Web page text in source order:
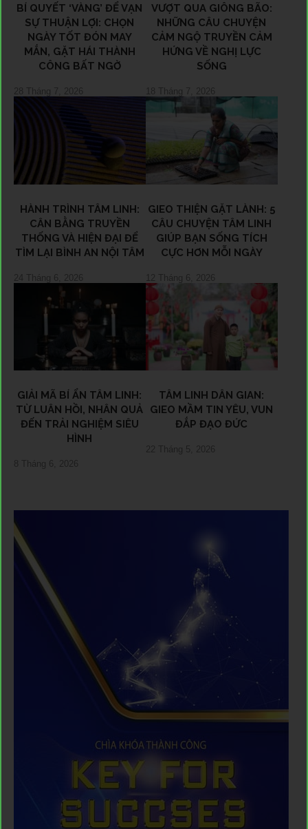
BÍ QUYẾT ‘VÀNG’ ĐỂ VẠN
SỰ THUẬN LỢI: CHỌN
NGÀY TỐT ĐÓN MAY
MẮN, GẶT HÁI THÀNH
CÔNG BẤT NGỜ
28 Tháng 7, 2026
VƯỢT QUA GIÔNG BÃO:
NHỮNG CÂU CHUYỆN
CẢM NGỘ TRUYỀN CẢM
HỨNG VỀ NGHỊ LỰC
SỐNG
18 Tháng 7, 2026
HÀNH TRÌNH TÂM LINH:
CÂN BẰNG TRUYỀN
THỐNG VÀ HIỆN ĐẠI ĐỂ
TÌM LẠI BÌNH AN NỘI TÂM
24 Tháng 6, 2026
GIEO THIỆN GẶT LÀNH: 5
CÂU CHUYỆN TÂM LINH
GIÚP BẠN SỐNG TÍCH
CỰC HƠN MỖI NGÀY
12 Tháng 6, 2026
GIẢI MÃ BÍ ẨN TÂM LINH:
TỪ LUÂN HỒI, NHÂN QUẢ
ĐẾN TRẢI NGHIỆM SIÊU
HÌNH
8 Tháng 6, 2026
TÂM LINH DÂN GIAN:
GIEO MẦM TIN YÊU, VUN
ĐẮP ĐẠO ĐỨC
22 Tháng 5, 2026